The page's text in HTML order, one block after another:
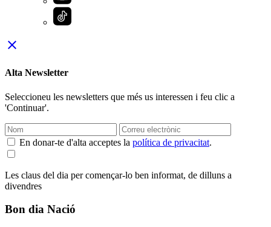
close
Alta Newsletter
Seleccioneu les newsletters que més us interessen i feu clic a
'Continuar'.
En donar-te d'alta acceptes la política de privacitat.
Les claus del dia per començar-lo ben informat, de dilluns a
divendres
Bon dia Nació